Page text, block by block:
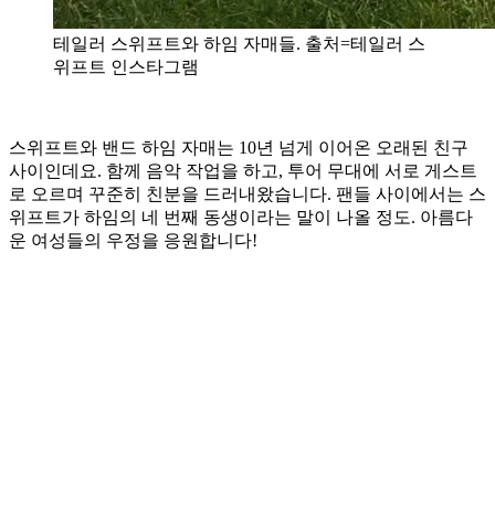
테일러 스위프트와 하임 자매들. 출처=테일러 스
위프트 인스타그램
스위프트와 밴드 하임 자매는 10년 넘게 이어온 오래된 친구
사이인데요. 함께 음악 작업을 하고, 투어 무대에 서로 게스트
로 오르며 꾸준히 친분을 드러내왔습니다. 팬들 사이에서는 스
위프트가 하임의 네 번째 동생이라는 말이 나올 정도. 아름다
운 여성들의 우정을 응원합니다!